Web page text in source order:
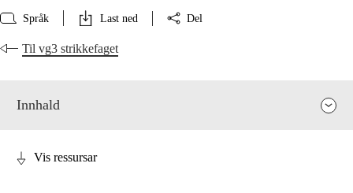
Språk Last ned Del
Til vg3 strikkefaget
Innhald
Vis ressursar